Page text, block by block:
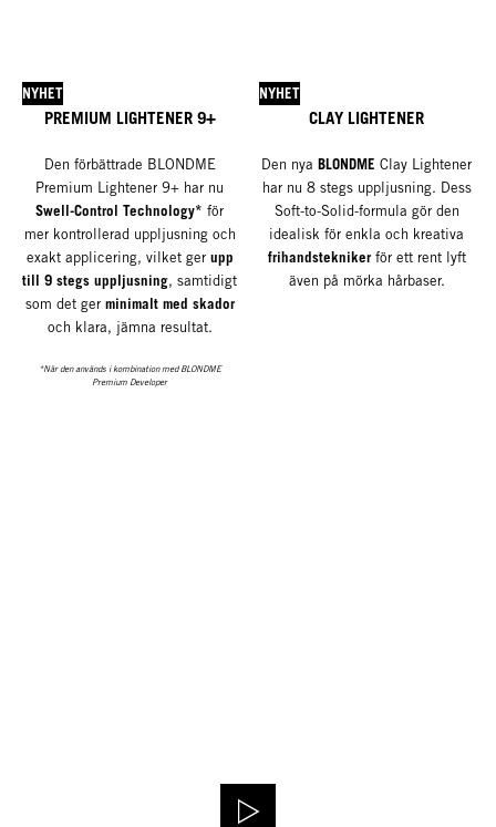
NYHET
PREMIUM LIGHTENER 9+
Den förbättrade BLONDME
Premium Lightener 9+ har nu
Swell-Control Technology* för
mer kontrollerad uppljusning och
exakt applicering, vilket ger upp
till 9 stegs uppljusning, samtidigt
som det ger minimalt med skador
och klara, jämna resultat.
*När den används i kombination med BLONDME
Premium Developer
NYHET
CLAY LIGHTENER
Den nya BLONDME Clay Lightener
har nu 8 stegs uppljusning. Dess
Soft-to-Solid-formula gör den
idealisk för enkla och kreativa
frihandsteknikerför ett rent lyft
även på mörka hårbaser.